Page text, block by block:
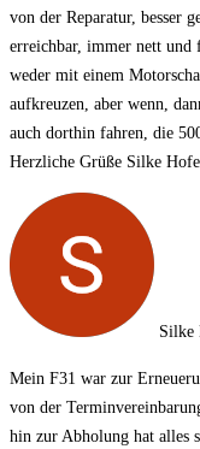
von der Reparatur, besser
erreichbar, immer nett und
weder mit einem
aufkreuzen, aber wenn,
auch dorthin fahren, die
Herzliche Grüße Silke
Silke
Mein F31 war zur
von der
hin zur Abholung hat alles